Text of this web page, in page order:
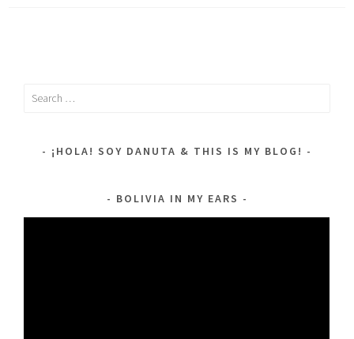
Search
¡HOLA! SOY DANUTA & THIS IS MY BLOG!
BOLIVIA IN MY EARS